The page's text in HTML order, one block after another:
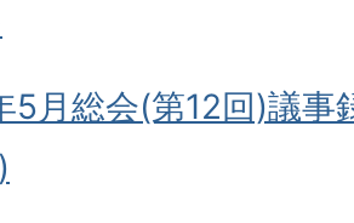
5月総会(第12回)議事